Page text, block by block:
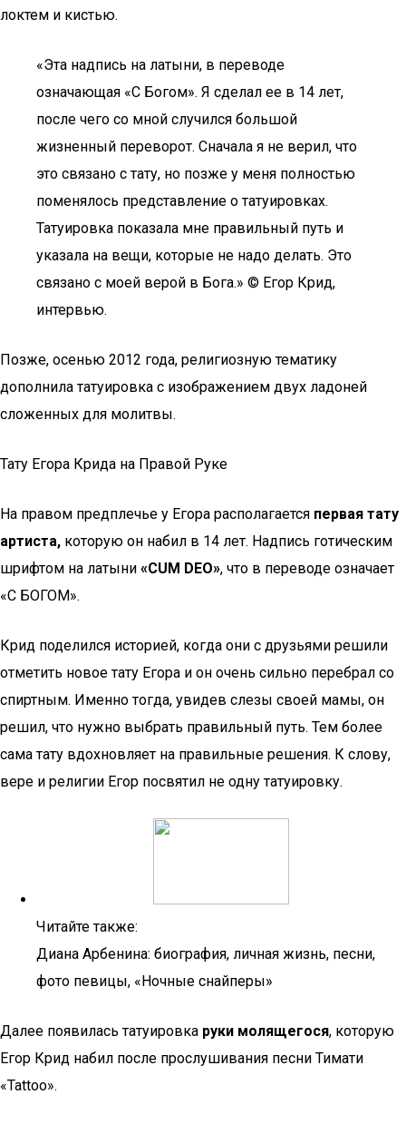
локтем и кистью.
«Эта надпись на латыни, в переводе
означающая «С Богом». Я сделал ее в 14 лет,
после чего со мной случился большой
жизненный переворот. Сначала я не верил, что
это связано с тату, но позже у меня полностью
поменялось представление о татуировках.
Татуировка показала мне правильный путь и
указала на вещи, которые не надо делать. Это
связано с моей верой в Бога.» © Егор Крид,
интервью.
Позже, осенью 2012 года, религиозную тематику
дополнила татуировка с изображением двух ладоней
сложенных для молитвы.
Тату Егора Крида на Правой Руке
На правом предплечье у Егора располагается первая тату
артиста, которую он набил в 14 лет. Надпись готическим
шрифтом на латыни «СUM DEO», что в переводе означает
«С БОГОМ».
Крид поделился историей, когда они с друзьями решили
отметить новое тату Егора и он очень сильно перебрал со
спиртным. Именно тогда, увидев слезы своей мамы, он
решил, что нужно выбрать правильный путь. Тем более
сама тату вдохновляет на правильные решения. К слову,
вере и религии Егор посвятил не одну татуировку.
Читайте также:
Диана Арбенина: биография, личная жизнь, песни,
фото певицы, «Ночные снайперы»
Далее появилась татуировка руки молящегося, которую
Егор Крид набил после прослушивания песни Тимати
«Tattoo».